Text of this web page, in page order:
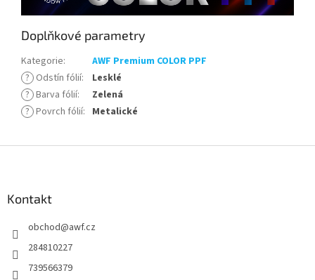
Doplňkové parametry
Kategorie:
AWF Premium COLOR PPF
? Odstín fólií:
Lesklé
? Barva fólií:
Zelená
? Povrch fólií: Metalické
Kontakt
obchod@awf.cz
284810227
739566379